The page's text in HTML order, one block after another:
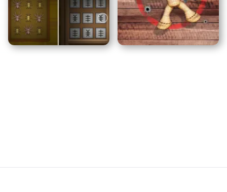
ラグドール遊戯場 トゥン・サフールホラー